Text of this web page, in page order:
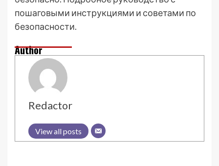
пошаговыми инструкциями и советами по
безопасности.
Author
Redactor
View all posts